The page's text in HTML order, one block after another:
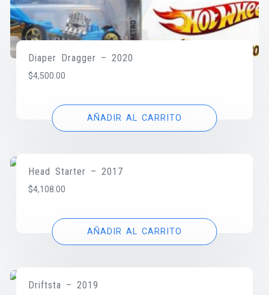
Diaper Dragger – 2020
$4,500.00
AÑADIR AL CARRITO
Head Starter – 2017
$4,108.00
AÑADIR AL CARRITO
Driftsta – 2019